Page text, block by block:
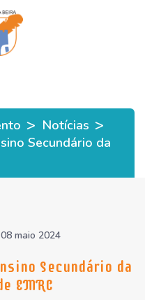
> Notícias >
Secundário da
maio 2024
Secundário da
EMRC